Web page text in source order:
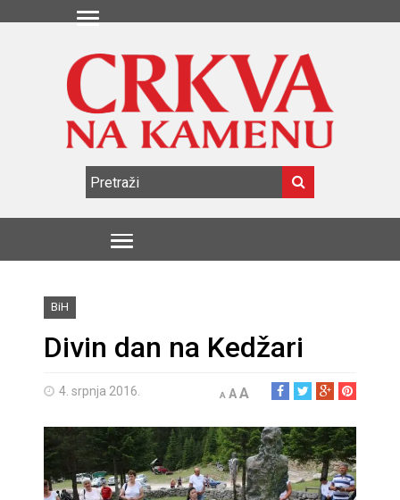
BiH
Divin dan na Kedžari
4. srpnja 2016. A AA